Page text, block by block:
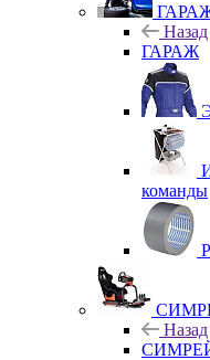
Назад
ГАРАЖ
команды
Назад